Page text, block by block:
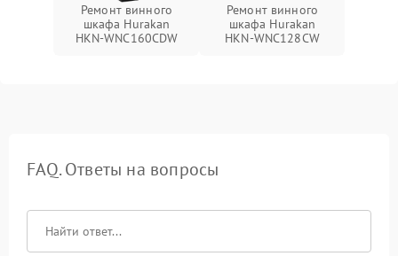
Ремонт винного
шкафа Hurakan
HKN-WNC160CDW
Ремонт винного
шкафа Hurakan
HKN-WNC128CW
FAQ. Ответы на вопросы